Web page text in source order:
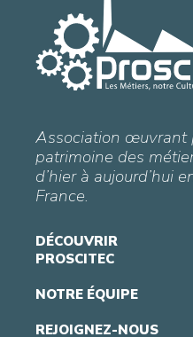
Association œuvrant
patrimoine des
d’hier à aujourd’hui
France.
DÉCOUVRIR
PROSCITEC
NOTRE ÉQUIPE
REJOIGNEZ-NOUS